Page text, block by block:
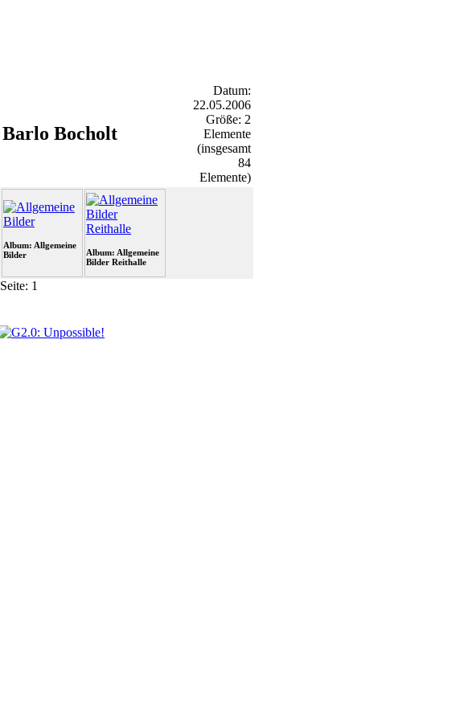
Barlo Bocholt
Datum:
22.05.2006
Größe: 2
Elemente
(insgesamt
84
Elemente)
Album: Allgemeine
Bilder
Album: Allgemeine
Bilder Reithalle
Seite: 1